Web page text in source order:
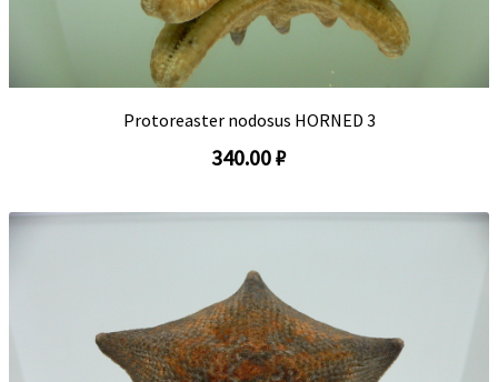
Protoreaster nodosus HORNED 3
340.00 ₽